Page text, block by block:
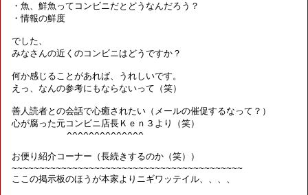
・魚、鮮魚ってコンビニだとどうなんだろう？
・情報の鮮度
でした、
みなさんの近くのコンビニはどうですか？
何か感じることがあれば、うれしいです。
えっ、なんの参考にもならないって（笑）
善人読者との会話で心癒されたい（メールの催促するなって？）
心が腐った元コンビニ店長Ｋｅｎ３より（笑）
          ^^^^^^^^^^^^^^
お便り紹介コーナー（長続きするのか（笑））
~~~~~~~~~~~~~~~~~~~~~~~~~~~~~~~~~~~~~~~~~~
ここの掲示板のほうが本家よりニギワッテイル、、、、